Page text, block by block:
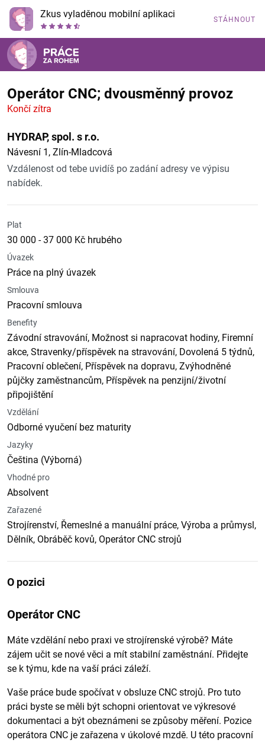
Zkus vyladěnou mobilní aplikaci STÁHNOUT
Operátor CNC; dvousměnný provoz
Končí zítra
HYDRAP, spol. s r.o.
Návesní 1, Zlín-Mladcová
Vzdálenost od tebe uvidíš po zadání adresy ve výpisu
nabídek.
Plat
30 000 - 37 000 Kč hrubého
Úvazek
Práce na plný úvazek
Smlouva
Pracovní smlouva
Benefity
Závodní stravování, Možnost si napracovat hodiny, Firemní
akce, Stravenky/příspěvek na stravování, Dovolená 5 týdnů,
Pracovní oblečení, Příspěvek na dopravu, Zvýhodněné
půjčky zaměstnancům, Příspěvek na penzijní/životní
připojištění
Vzdělání
Odborné vyučení bez maturity
Jazyky
Čeština (Výborná)
Vhodné pro
Absolvent
Zařazené
Strojírenství, Řemeslné a manuální práce, Výroba a průmysl,
Dělník, Obráběč kovů, Operátor CNC strojů
O pozici
Operátor CNC
Máte vzdělání nebo praxi ve strojírenské výrobě? Máte
zájem učit se nové věci a mít stabilní zaměstnání. Přidejte
se k týmu, kde na vaší práci záleží.
Vaše práce bude spočívat v obsluze CNC strojů. Pro tuto
práci byste se měli být schopni orientovat ve výkresové
dokumentaci a být obeznámeni se způsoby měření. Pozice
operátora CNC je zařazena v úkolové mzdě. U této pracovní